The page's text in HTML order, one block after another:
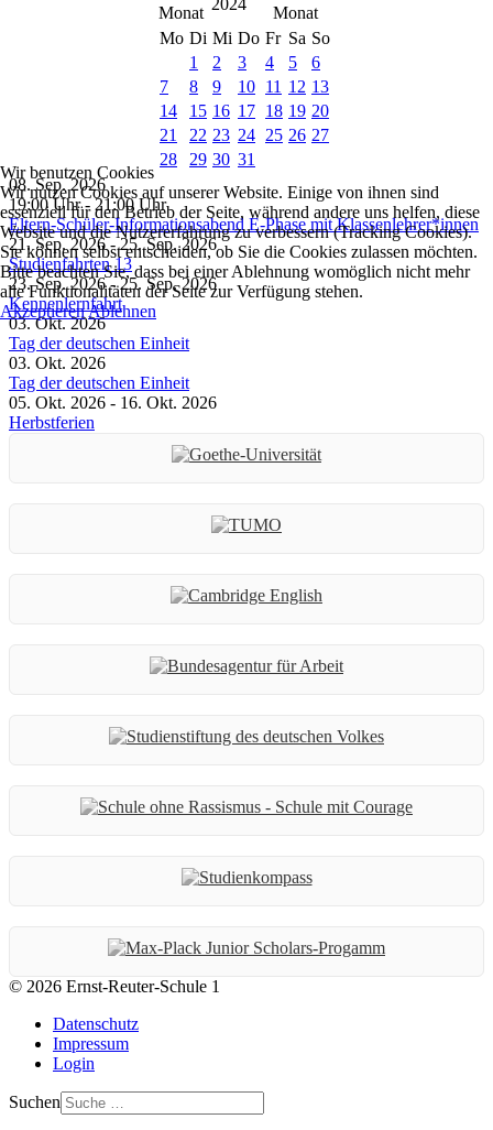
Mo Di Mi Do Fr Sa So
1
2 3 4 5
6
7
8 9 10 11 12 13
14
15 16 17 18 19 20
21
22 23 24 25 26 27
28
29 30 31
08. Sep. 2026
19:00 Uhr-21:00 Uhr
Eltern-Schüler-Informationsabend E-Phase mit Klassenlehrer*innen
21. Sep. 2026 -25. Sep. 2026
Studienfahrten 13
23. Sep. 2026 -25. Sep. 2026
Kennenlernfahrt
03. Okt. 2026
Tag der deutschen Einheit
03. Okt. 2026
Tag der deutschen Einheit
05. Okt. 2026 - 16. Okt. 2026
Herbstferien
© 2026 Ernst-Reuter-Schule 1
Datenschutz
Impressum
Login
Suchen
Wir benutzen Cookies
Wir nutzen Cookies auf unserer Website. Einige von ihnen sind
essenziell für den Betrieb der Seite, während andere uns helfen, diese
Website und die Nutzererfahrung zu verbessern (Tracking Cookies).
Sie können selbst entscheiden, ob Sie die Cookies zulassen möchten.
Bitte beachten Sie, dass bei einer Ablehnung womöglich nicht mehr
alle Funktionalitäten der Seite zur Verfügung stehen.
AkzeptierenAblehnen